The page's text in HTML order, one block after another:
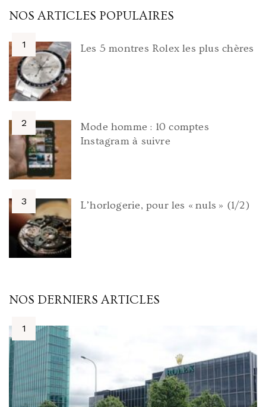
NOS ARTICLES POPULAIRES
Les 5 montres Rolex les plus chères
Mode homme : 10 comptes
Instagram à suivre
L’horlogerie, pour les « nuls » (1/2)
NOS DERNIERS ARTICLES